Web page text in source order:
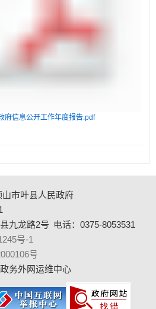
府信息公开工作年度报告.pdf
市叶县人民政府
九龙路2号 电话：0375-8053531
号-1
号
务外网运维中心